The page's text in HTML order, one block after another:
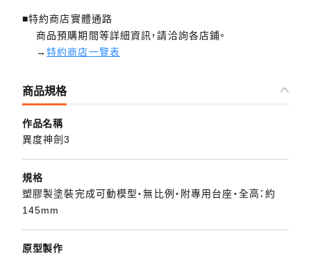
■特約商店實體通路
商品預購期間等詳細資訊，請洽詢各店鋪。
→特約商店一覽表
商品規格
作品名稱
異度神劍3
規格
塑膠製塗裝完成可動模型・無比例・附專用台座・全高：約
145mm
原型製作